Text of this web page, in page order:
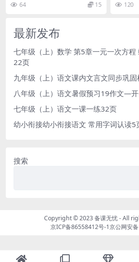
64 15 120
最新发布
七年级（上）数学 第5章一元一次方程
22页
九年级（上）语文课内文言文同步巩
八年级（上）语文暑假预习19作文—
七年级（上）语文一课一练32页
幼小衔接幼小衔接语文 常用字词认读5
搜索
Copyright © 2023备课无忧- All
京ICP备86558412号-1京公网安